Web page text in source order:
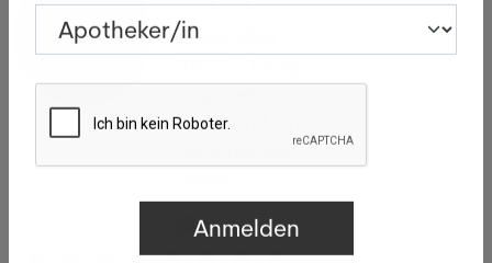
05.08.2026
Basel sind innert zwei Wochen 26
Personen erkrankt, eine davon
Mehr